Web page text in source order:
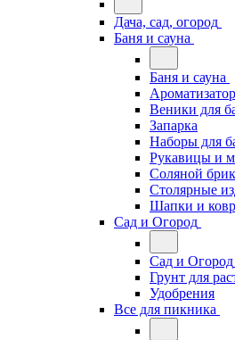
Дача, сад, огород
Баня и сауна
Баня и сауна
Веники для
Запарка
Наборы для
Рукавицы и
Соляной
Столярные
Шапки и
Сад и Огород
Сад и Огород
Грунт для
Удобрения
Все для пикника